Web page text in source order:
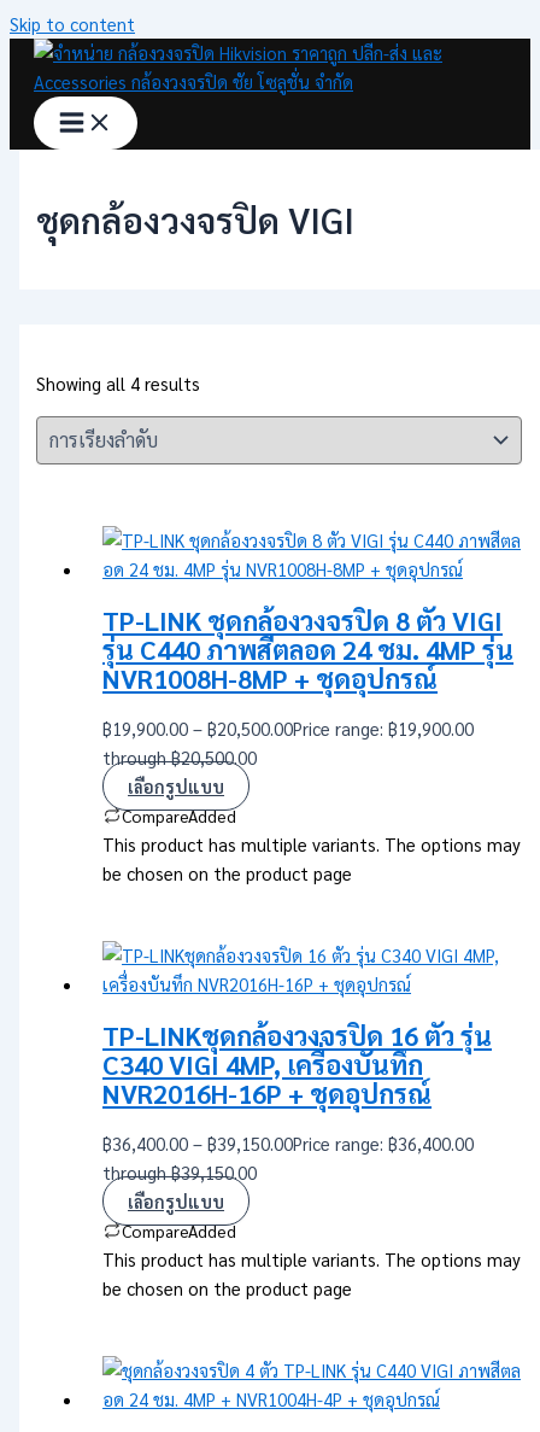
Skip to content
ชุดกล้องวงจรปิด VIGI
Showing all 4 results
TP-LINK ชุดกล้องวงจรปิด 8 ตัว VIGI
รุ่น C440 ภาพสีตลอด 24 ชม. 4MP รุ่น
NVR1008H-8MP + ชุดอุปกรณ์
฿19,900.00 – ฿20,500.00Price range: ฿19,900.00
through ฿20,500.00
เลือกรูปแบบ
CompareAdded
This product has multiple variants. The options may
be chosen on the product page
TP-LINKชุดกล้องวงจรปิด 16 ตัว รุ่น
C340 VIGI 4MP, เครื่องบันทึก
NVR2016H-16P + ชุดอุปกรณ์
฿36,400.00 – ฿39,150.00Price range: ฿36,400.00
through ฿39,150.00
เลือกรูปแบบ
CompareAdded
This product has multiple variants. The options may
be chosen on the product page